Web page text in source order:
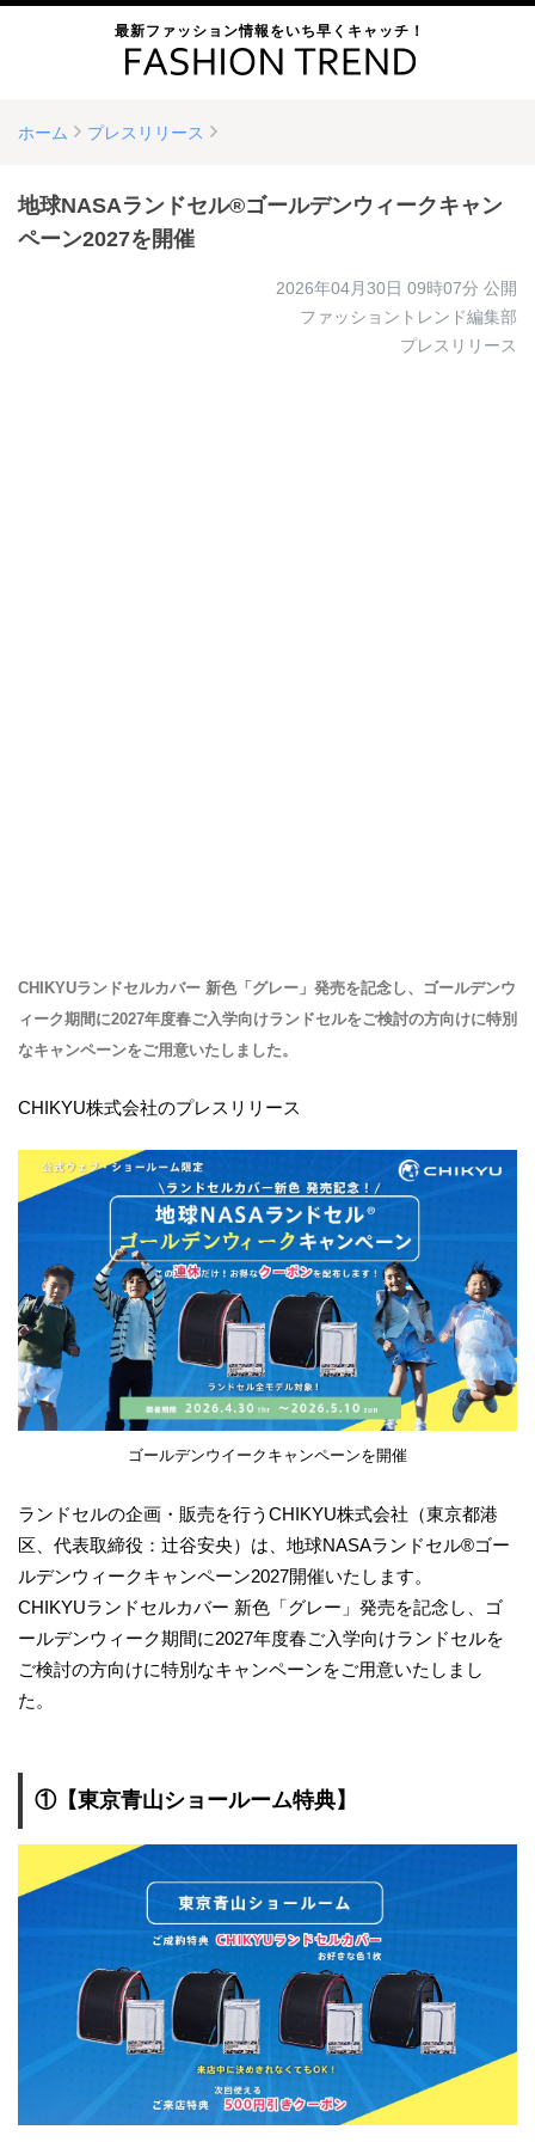
最新ファッション情報をいち早くキャッチ！
ホーム プレスリリース
地球NASAランドセル®ゴールデンウィークキャン
ペーン2027を開催
2026年04月30日 09時07分 公開
ファッショントレンド編集部
プレスリリース
CHIKYUランドセルカバー 新色「グレー」発売を記念し、ゴールデンウ
ィーク期間に2027年度春ご入学向けランドセルをご検討の方向けに特別
なキャンペーンをご用意いたしました。
CHIKYU株式会社のプレスリリース
ゴールデンウイークキャンペーンを開催
ランドセルの企画・販売を行うCHIKYU株式会社（東京都港
区、代表取締役：辻谷安央）は、地球NASAランドセル®ゴー
ルデンウィークキャンペーン2027開催いたします。
CHIKYUランドセルカバー 新色「グレー」発売を記念し、ゴ
ールデンウィーク期間に2027年度春ご入学向けランドセルを
ご検討の方向けに特別なキャンペーンをご用意いたしまし
た。
①【東京青山ショールーム特典】